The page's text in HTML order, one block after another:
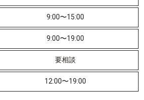
9:00〜15:00
9:00〜19:00
要相談
12:00〜19:00